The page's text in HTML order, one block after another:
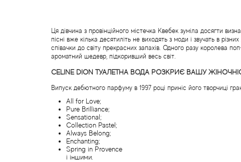
Ця дівчина з провінційного містечка Квебек зуміла досягти
пісні вже кілька десятиліть не виходять з моди і звучать в
співачки до світу прекрасних запахів. Одного разу королева
ароматний шедевр, підкоривший весь світ.
CELINE DION ТУАЛЕТНА ВОДА РОЗКРИЄ ВАШУ
Випуск дебютного парфуму в 1997 році приніс його творчиці
All for Love;
Pure Brilliance;
Sensational;
Collection Pastel;
Always Belong;
Enchanting;
Spring in Provence
і іншими.